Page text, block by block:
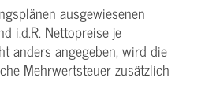
ausgewiesenen
i.d.R. Nettopreise je
anders angegeben, wird die
Mehrwertsteuer zusätzlich